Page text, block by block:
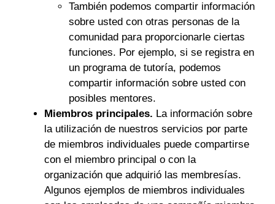
También podemos compartir información
sobre usted con otras personas de la
comunidad para proporcionarle ciertas
funciones. Por ejemplo, si se registra en
un programa de tutoría, podemos
compartir información sobre usted con
posibles mentores.
Miembros principales. La información sobre
la utilización de nuestros servicios por parte
de miembros individuales puede compartirse
con el miembro principal o con la
organización que adquirió las membresías.
Algunos ejemplos de miembros individuales